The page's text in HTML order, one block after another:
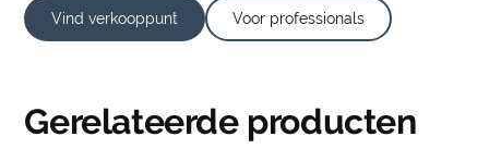
Vind verkooppunt Voor professionals
Gerelateerde producten